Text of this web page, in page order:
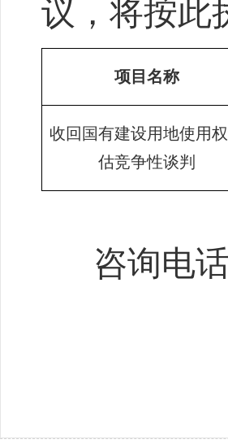
议，将按此
项目名称
收回国有建设用地使用
估竞争性谈判
咨询电话